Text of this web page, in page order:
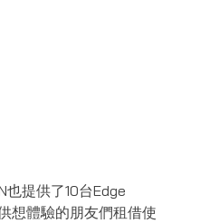
也提供了10台Edge
想體驗的朋友們租借使